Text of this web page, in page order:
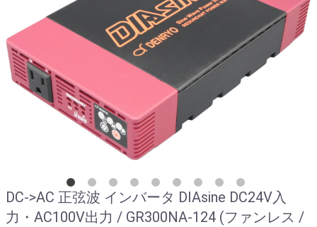
DC->AC 正弦波 インバータ DIAsine DC24V入
力・AC100V出力 / GR300NA-124 (ファンレス /